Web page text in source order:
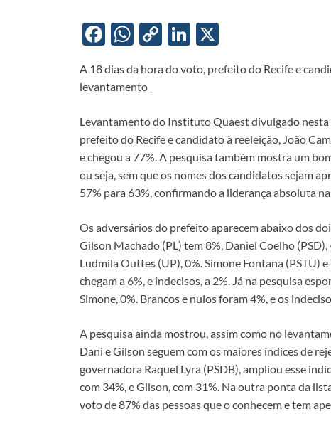
F
e
o
o
k
W
at
A
p
p
C
p
Li
n
k
Li
k
dI
n
A 18 dias da hora do voto, prefeito do Recife e
levantamento_
Levantamento do Instituto Quaest divulgado nesta
prefeito do Recife e candidato à reeleição, João
e chegou a 77%. A pesquisa também mostra um
ou seja, sem que os nomes dos candidatos sejam
57% para 63%, confirmando a liderança absoluta
Os adversários do prefeito aparecem abaixo dos
Gilson Machado (PL) tem 8%, Daniel Coelho (PSD),
Ludmila Outtes (UP), 0%. Simone Fontana (PSTU)
chegam a 6%, e indecisos, a 2%. Já na pesquisa
Simone, 0%. Brancos e nulos foram 4%, e os
A pesquisa ainda mostrou, assim como no
Dani e Gilson seguem com os maiores índices de
governadora Raquel Lyra (PSDB), ampliou esse
com 34%, e Gilson, com 31%. Na outra ponta da
voto de 87% das pessoas que o conhecem e tem